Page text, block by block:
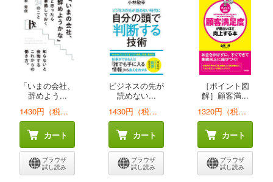
「いまの会社、
辞めよう...
1430円（税込）
カート
ブラウザ
試し読み
ビジネスの先が
読めない...
1430円（税込）
カート
ブラウザ
試し読み
［ポイント図
解］顧客満...
1320円（税込）
カート
ブラウザ
試し読み